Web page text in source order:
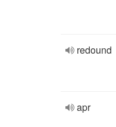
redound
apr